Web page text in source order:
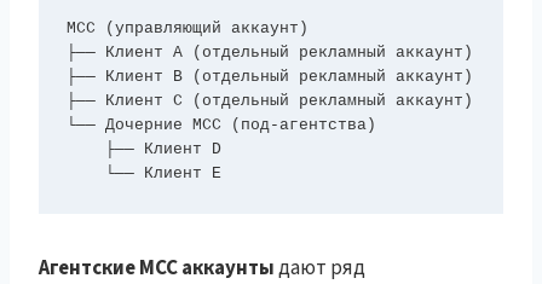
MCC (управляющий аккаунт)
├── Клиент A (отдельный рекламный аккаунт)
├── Клиент B (отдельный рекламный аккаунт)
├── Клиент C (отдельный рекламный аккаунт)
└── Дочерние MCC (под-агентства)
    └── Клиент E
Агентские MCC аккаунтыдают ряд